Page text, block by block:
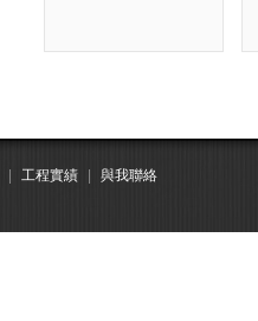
工程實績 與我聯絡